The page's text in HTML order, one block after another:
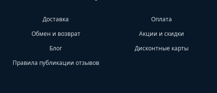
Доставка
Оплата
Обмен и возврат
Акции и скидки
Блог
Дисконтные карты
Правила публикации отзывов